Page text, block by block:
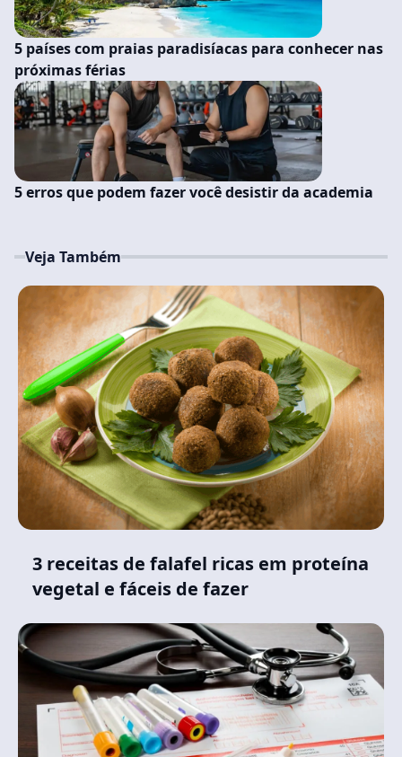
5 países com praias paradisíacas para conhecer nas
próximas férias
5 erros que podem fazer você desistir da academia
Veja Também
3 receitas de falafel ricas em proteína
vegetal e fáceis de fazer